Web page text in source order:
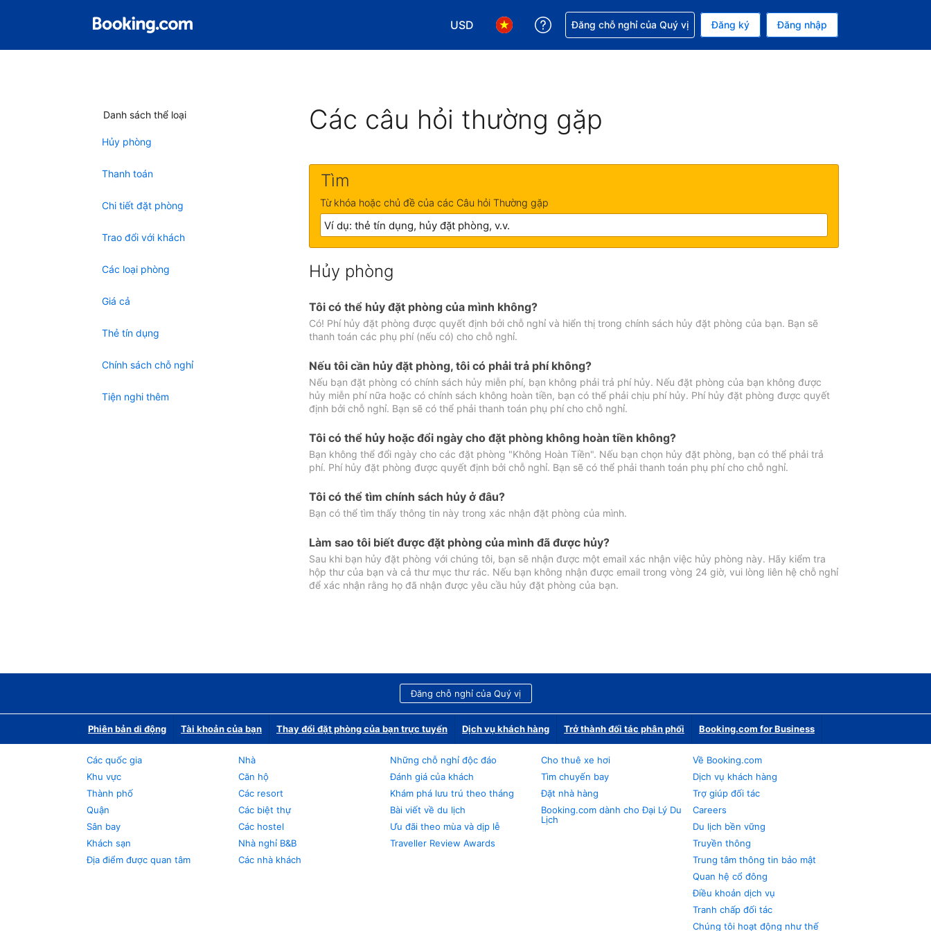
USD
Chọn loại tiền tệ của bạn. Loại tiền tệ hiện tại của bạn là Đô la Mỹ
Chọn ngôn ngữ của bạn. Ngôn ngữ hiện tại của bạn là Tiếng Việt
Nhận trợ giúp với đặt chỗ
Đăng chỗ nghỉ của Quý vị Đăng ký Đăng nhập
Danh sách thể loại
Hủy phòng
Thanh toán
Chi tiết đặt phòng
Trao đổi với khách
Các loại phòng
Giá cả
Thẻ tín dụng
Chính sách chỗ nghỉ
Tiện nghi thêm
Các câu hỏi thường gặp
Tìm
Từ khóa hoặc chủ đề của các Câu hỏi Thường gặp
Hủy phòng
Tôi có thể hủy đặt phòng của mình không?
Có! Phí hủy đặt phòng được quyết định bởi chỗ nghỉ và hiển thị trong chính sách hủy đặt phòng của bạn. Bạn sẽ
thanh toán các phụ phí (nếu có) cho chỗ nghỉ.
Nếu tôi cần hủy đặt phòng, tôi có phải trả phí không?
Nếu bạn đặt phòng có chính sách hủy miễn phí, bạn không phải trả phí hủy. Nếu đặt phòng của bạn không được
hủy miễn phí nữa hoặc có chính sách không hoàn tiền, bạn có thể phải chịu phí hủy. Phí hủy đặt phòng được quyết
định bởi chỗ nghỉ. Bạn sẽ có thể phải thanh toán phụ phí cho chỗ nghỉ.
Tôi có thể hủy hoặc đổi ngày cho đặt phòng không hoàn tiền không?
Bạn không thể đổi ngày cho các đặt phòng "Không Hoàn Tiền". Nếu bạn chọn hủy đặt phòng, bạn có thể phải trả
phí. Phí hủy đặt phòng được quyết định bởi chỗ nghỉ. Bạn sẽ có thể phải thanh toán phụ phí cho chỗ nghỉ.
Tôi có thể tìm chính sách hủy ở đâu?
Bạn có thể tìm thấy thông tin này trong xác nhận đặt phòng của mình.
Làm sao tôi biết được đặt phòng của mình đã được hủy?
Sau khi bạn hủy đặt phòng với chúng tôi, bạn sẽ nhận được một email xác nhận việc hủy phòng này. Hãy kiểm tra
hộp thư của bạn và cả thư mục thư rác. Nếu bạn không nhận được email trong vòng 24 giờ, vui lòng liên hệ chỗ nghỉ
để xác nhận rằng họ đã nhận được yêu cầu hủy đặt phòng của bạn.
Đăng chỗ nghỉ của Quý vị
Phiên bản di động Tài khoản của bạn Thay đổi đặt phòng của bạn trực tuyến Dịch vụ khách hàng Trở thành đối tác phân phối Booking.com for Business
Các quốc gia
Khu vực
Thành phố
Quận
Sân bay
Khách sạn
Địa điểm được quan tâm
Nhà
Căn hộ
Các resort
Các biệt thự
Các hostel
Nhà nghỉ B&B
Các nhà khách
Những chỗ nghỉ độc đáo
Đánh giá của khách
Khám phá lưu trú theo tháng
Bài viết về du lịch
Ưu đãi theo mùa và dịp lễ
Traveller Review Awards
Cho thuê xe hơi
Tìm chuyến bay
Đặt nhà hàng
Booking.com dành cho Đại Lý Du
Lịch
Về Booking.com
Dịch vụ khách hàng
Trợ giúp đối tác
Careers
Du lịch bền vững
Truyền thông
Trung tâm thông tin bảo mật
Quan hệ cổ đông
Điều khoản dịch vụ
Tranh chấp đối tác
Chúng tôi hoạt động như thế